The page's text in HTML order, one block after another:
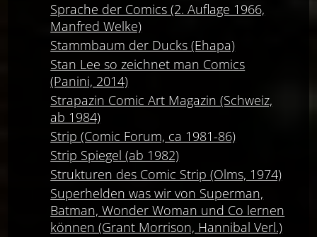
Sprache der Comics (2. Auflage 1966,
Manfred Welke)
Stammbaum der Ducks (Ehapa)
Stan Lee so zeichnet man Comics
(Panini, 2014)
Strapazin Comic Art Magazin (Schweiz,
ab 1984)
Strip (Comic Forum, ca 1981-86)
Strip Spiegel (ab 1982)
Strukturen des Comic Strip (Olms, 1974)
Superhelden was wir von Superman,
Batman, Wonder Woman und Co lernen
können (Grant Morrison, Hannibal Verl.)